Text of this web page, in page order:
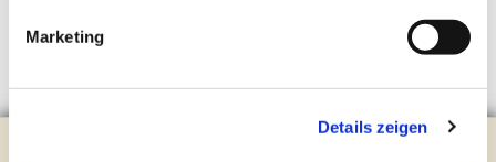
Marketing
Details zeigen